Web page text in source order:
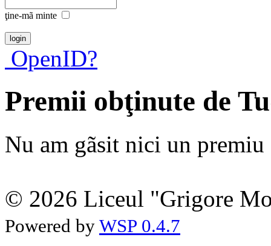
ţine-mã minte
OpenID?
Premii obţinute de
Nu am gãsit nici un premiu
© 2026 Liceul "Grigore
Powered by WSP 0.4.7